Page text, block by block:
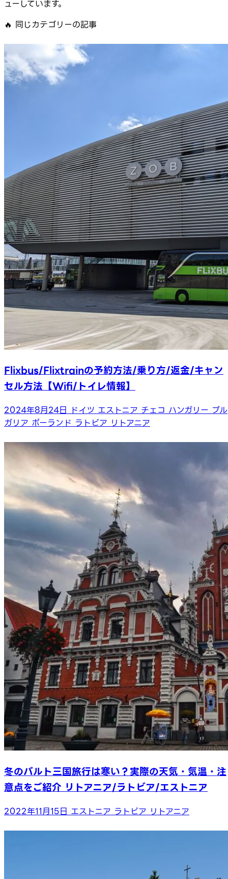
ューしています。
🔥 同じカテゴリーの記事
Flixbus/Flixtrainの予約方法/乗り方/返金/キャン
セル方法【Wifi/トイレ情報】
2024年8月24日 ドイツ エストニア チェコ ハンガリー ブル
ガリア ポーランド ラトビア リトアニア
冬のバルト三国旅行は寒い？実際の天気・気温・注
意点をご紹介 リトアニア/ラトビア/エストニア
2022年11月15日 エストニア ラトビア リトアニア